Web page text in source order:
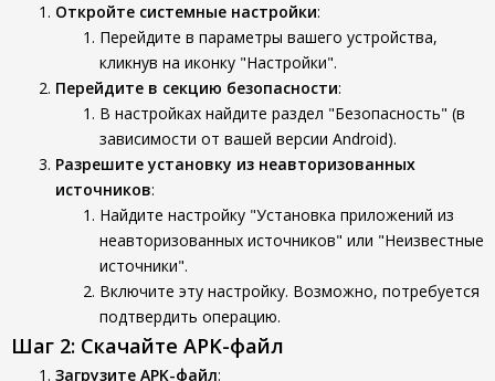
Откройте системные настройки:
Перейдите в параметры вашего устройства,
кликнув на иконку "Настройки".
Перейдите в секцию безопасности:
В настройках найдите раздел "Безопасность" (в
зависимости от вашей версии Android).
Разрешите установку из неавторизованных
источников:
Найдите настройку "Установка приложений из
неавторизованных источников" или "Неизвестные
источники".
Включите эту настройку. Возможно, потребуется
подтвердить операцию.
Шаг 2: Скачайте APK-файл
Загрузите APK-файл: